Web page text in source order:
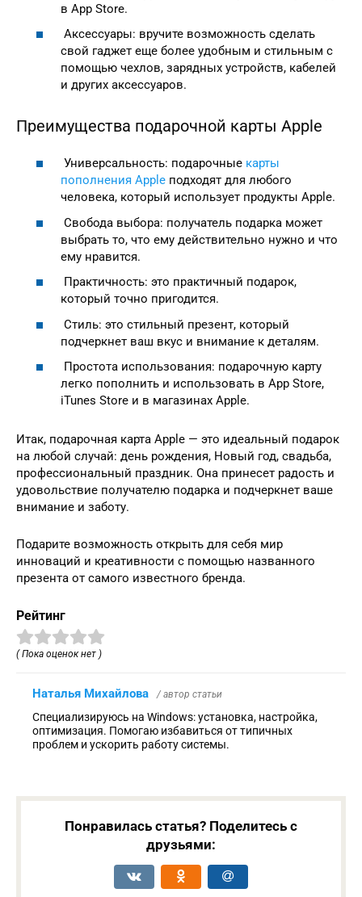
в App Store.
Аксессуары: вручите возможность сделать
свой гаджет еще более удобным и стильным с
помощью чехлов, зарядных устройств, кабелей
и других аксессуаров.
Преимущества подарочной карты Apple
Универсальность: подарочные карты
пополнения Apple подходят для любого
человека, который использует продукты Apple.
Свобода выбора: получатель подарка может
выбрать то, что ему действительно нужно и что
ему нравится.
Практичность: это практичный подарок,
который точно пригодится.
Стиль: это стильный презент, который
подчеркнет ваш вкус и внимание к деталям.
Простота использования: подарочную карту
легко пополнить и использовать в App Store,
iTunes Store и в магазинах Apple.
Итак, подарочная карта Apple — это идеальный подарок
на любой случай: день рождения, Новый год, свадьба,
профессиональный праздник. Она принесет радость и
удовольствие получателю подарка и подчеркнет ваше
внимание и заботу.
Подарите возможность открыть для себя мир
инноваций и креативности с помощью названного
презента от самого известного бренда.
Рейтинг
( Пока оценок нет )
Наталья Михайлова / автор статьи
Специализируюсь на Windows: установка, настройка,
оптимизация. Помогаю избавиться от типичных
проблем и ускорить работу системы.
Понравилась статья? Поделитесь с
друзьями: